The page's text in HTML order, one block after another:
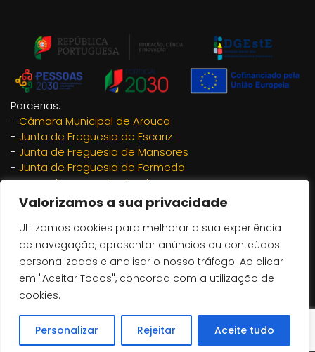
Valorizamos a sua privacidade
Utilizamos cookies para melhorar a sua experiência
de navegação, apresentar anúncios ou conteúdos
personalizados e analisar o nosso tráfego. Ao clicar
em "Aceitar Todos", concorda com a utilização de
cookies.
Personalizar Rejeitar Aceite tudo
Parcerias:
- Câmara Municipal de Arouca
- Junta de Freguesia de Escariz
- Junta de Freguesia de Mansores
- Junta de Freguesia de Fermedo
-Junta de Freguesia de Chave
Junta de Freguesia de São Miguel do Mato
Rotary Arouca
Semente de Futuro
Arouca Geopark
Fast and Easy – Automação e Programação
Informática, lda
Tecnobento
Tymoteo - Pinho & Timóteo